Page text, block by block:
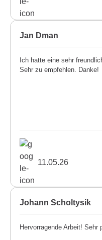
Jan Dman
Ich hatte eine sehr
Sehr zu empfehlen. Danke!
11.05.26
Johann Scholtysik
Hervorragende Arbeit! Sehr